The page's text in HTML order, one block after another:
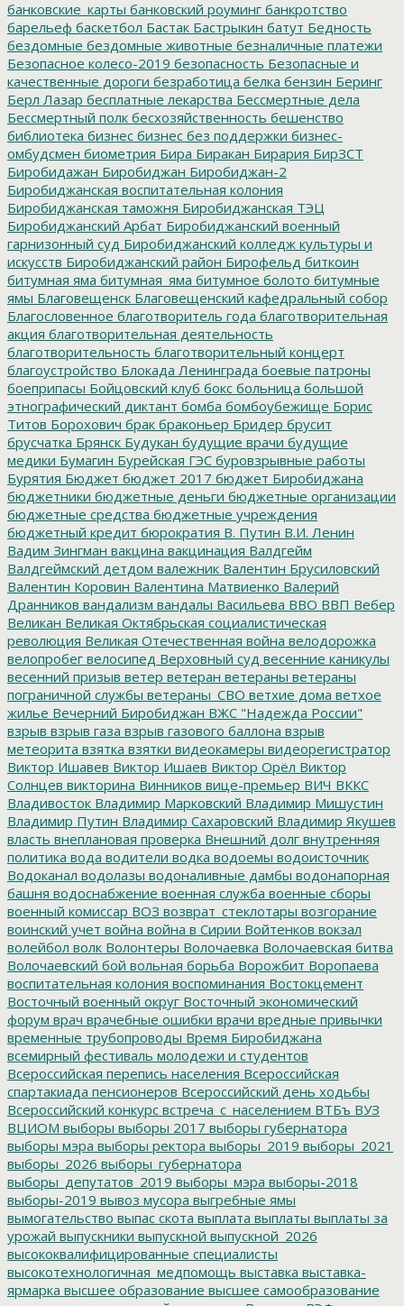
банковские_карты банковский роуминг банкротство
барельеф баскетбол Бастак Бастрыкин батут Бедность
бездомные бездомные животные безналичные платежи
Безопасное колесо-2019 безопасность Безопасные и
качественные дороги безработица белка бензин Беринг
Берл Лазар бесплатные лекарства Бессмертные дела
Бессмертный полк бесхозяйственность бешенство
библиотека бизнес бизнес без поддержки бизнес-
омбудсмен биометрия Бира Биракан Бирария БирЗСТ
Биробидажан Биробиджан Биробиджан-2
Биробиджанская воспитательная колония
Биробиджанская таможня Биробиджанская ТЭЦ
Биробиджанский Арбат Биробиджанский военный
гарнизонный суд Биробиджанский колледж культуры и
искусств Биробиджанский район Бирофельд биткоин
битумная яма битумная_яма битумное болото битумные
ямы Благовещенск Благовещенский кафедральный собор
Благословенное благотворитель года благотворительная
акция благотворительная деятельность
благотворительность благотворительный концерт
благоустройство Блокада Ленинграда боевые патроны
боеприпасы Бойцовский клуб бокс больница большой
этнографический диктант бомба бомбоубежище Борис
Титов Борохович брак браконьер Бридер брусит
брусчатка Брянск Будукан будущие врачи будущие
медики Бумагин Бурейская ГЭС буровзрывные работы
Бурятия Бюджет бюджет 2017 бюджет Биробиджана
бюджетники бюджетные деньги бюджетные организации
бюджетные средства бюджетные учреждения
бюджетный кредит бюрократия В. Путин В.И. Ленин
Вадим Зингман вакцина вакцинация Валдгейм
Валдгеймский детдом валежник Валентин Брусиловский
Валентин Коровин Валентина Матвиенко Валерий
Дранников вандализм вандалы Васильева ВВО ВВП Вебер
Великан Великая Октябрьская социалистическая
революция Великая Отечественная война велодорожка
велопробег велосипед Верховный суд весенние каникулы
весенний призыв ветер ветеран ветераны ветераны
пограничной службы ветераны_СВО ветхие дома ветхое
жилье Вечерний Биробиджан ВЖС "Надежда России"
взрыв взрыв газа взрыв газового баллона взрыв
метеорита взятка взятки видеокамеры видеорегистратор
Виктор Ишавев Виктор Ишаев Виктор Орёл Виктор
Солнцев викторина Винников вице-премьер ВИЧ ВККС
Владивосток Владимир Марковский Владимир Мишустин
Владимир Путин Владимир Сахаровский Владимир Якушев
власть внеплановая проверка Внешний долг внутренняя
политика вода водители водка водоемы водоисточник
Водоканал водолазы водоналивные дамбы водонапорная
башня водоснабжение военная служба военные сборы
военный комиссар ВОЗ возврат_стеклотары возгорание
воинский учет война война в Сирии Войтенков вокзал
волейбол волк Волонтеры Волочаевка Волочаевская битва
Волочаевский бой вольная борьба Ворожбит Воропаева
воспитательная колония воспоминания Востокцемент
Восточный военный округ Восточный экономический
форум врач врачебные ошибки врачи вредные привычки
временные трубопроводы Время Биробиджана
всемирный фестиваль молодежи и студентов
Всероссийская перепись населения Всероссийская
спартакиада пенсионеров Всероссийский день ходьбы
Всероссийский конкурс встреча_с_населением ВТБъ ВУЗ
ВЦИОМ выборы выборы 2017 выборы губернатора
выборы мэра выборы ректора выборы_2019 выборы_2021
выборы_2026 выборы_губернатора
выборы_депутатов_2019 выборы_мэра выборы-2018
выборы-2019 вывоз мусора выгребные ямы
вымогательство выпас скота выплата выплаты выплаты за
урожай выпускники выпускной выпускной_2026
высококвалифицированные специалисты
высокотехнологичная_медпомощь выставка выставка-
ярмарка высшее образование высшее самообразование